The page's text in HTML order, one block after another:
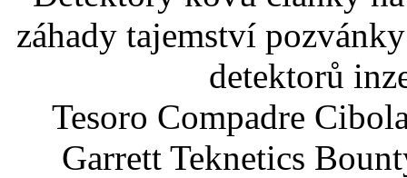
záhady tajemství
detektorů
Tesoro Compadre
Garrett Teknetics